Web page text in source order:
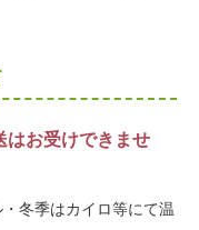
はお受けできませ
冬季はカイロ等にて温